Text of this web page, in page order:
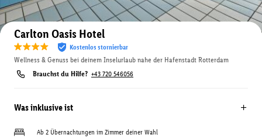
Auf der Karte anzeigen
Carlton Oasis Hotel
Kostenlos stornierbar
Wellness & Genuss bei deinem Inselurlaub nahe der Hafenstadt Rotterdam
Brauchst du Hilfe? +43 720 546056
Was inklusive ist
Ab 2 Übernachtungen im Zimmer deiner Wahl